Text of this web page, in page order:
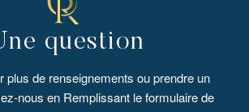
question
plus de renseignements ou prendre un
nous en Remplissant le formulaire de